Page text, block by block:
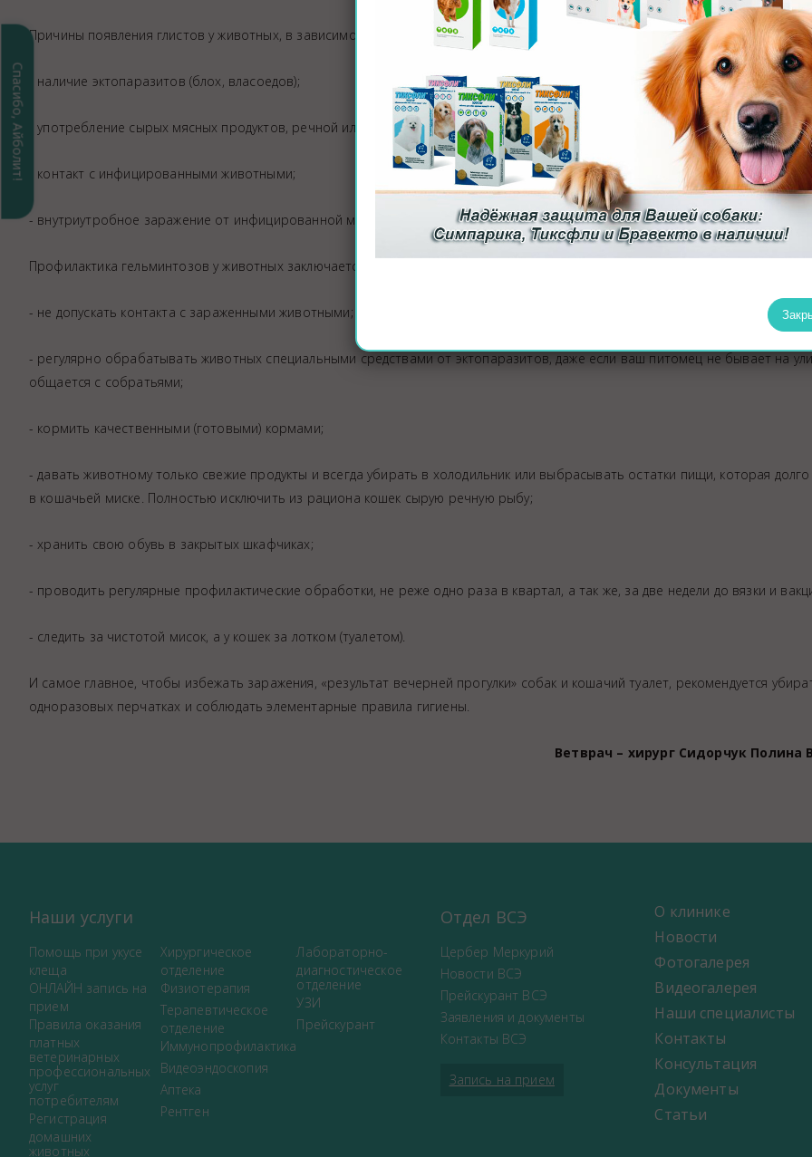
Спасибо, Айболит!
Причины появления глистов у животных, в зависимости от вида паразита, следующие:
- наличие эктопаразитов (блох, власоедов);
- употребление сырых мясных продуктов, речной или морской рыбы (наиболее часто цисты встречаются именно в сырой
- контакт с инфицированными животными;
- внутриутробное заражение от инфицированной матери.
Профилактика гельминтозов у животных заключается в соблюдении следующих мер:
- не допускать контакта с зараженными животными;
- регулярно обрабатывать животных специальными средствами от эктопаразитов, даже если ваш питомец не бывает на
общается с собратьями;
- кормить качественными (готовыми) кормами;
- давать животному только свежие продукты и всегда убирать в холодильник или выбрасывать остатки пищи, которая
в кошачьей миске. Полностью исключить из рациона кошек сырую речную рыбу;
- хранить свою обувь в закрытых шкафчиках;
- проводить регулярные профилактические обработки, не реже одно раза в квартал, а так же, за две недели до вязки и
- следить за чистотой мисок, а у кошек за лотком (туалетом).
И самое главное, чтобы избежать заражения, «результат вечерней прогулки» собак и кошачий туалет, рекомендуется
одноразовых перчатках и соблюдать элементарные правила гигиены.
Ветврач – хирург Сидорчук Полина
Наши услуги
Помощь при укусе
клеща
ОНЛАЙН запись на
прием
Правила оказания
платных
ветеринарных
профессиональных
услуг
потребителям
Регистрация
домашних
животных
Хирургическое
отделение
Физиотерапия
Терапевтическое
отделение
Иммунопрофилактика
Видеоэндоскопия
Аптека
Рентген
Лабораторно-
диагностическое
отделение
УЗИ
Прейскурант
Отдел ВСЭ
Цербер Меркурий
Новости ВСЭ
Прейскурант ВСЭ
Заявления и документы
Контакты ВСЭ
Запись на прием
О клинике
Новости
Фотогалерея
Видеогалерея
Наши специалисты
Контакты
Консультация
Документы
Статьи